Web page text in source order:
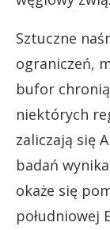
Sztuczne
ograniczeń,
bufor
niektórych
zaliczają się
badań
okaże się
południowej